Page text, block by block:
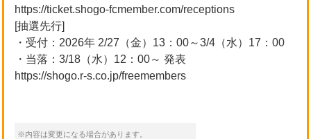
https://ticket.shogo-fcmember.com/receptions
[抽選先行]
・受付：2026年 2/27（金）13：00～3/4（水）17：00
・当落：3/18（水）12：00～ 発表
https://shogo.r-s.co.jp/freemembers
※内容は変更になる場合があります。